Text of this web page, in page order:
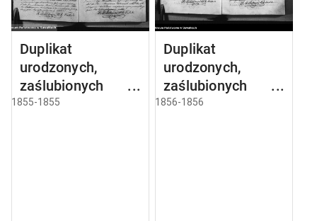
Duplikat
urodzonych,
zaślubionych i
umarłych parafii
1855-1855
Duplikat
urodzonych,
zaślubionych i
umarłych parafii
1856-1856